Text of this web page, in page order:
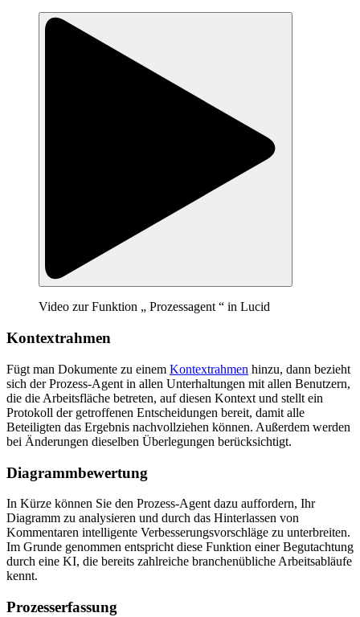
Video zur Funktion „ Prozessagent “ in Lucid
Kontextrahmen
Fügt man Dokumente zu einem Kontextrahmen hinzu, dann bezieht
sich der Prozess-Agent in allen Unterhaltungen mit allen Benutzern,
die die Arbeitsfläche betreten, auf diesen Kontext und stellt ein
Protokoll der getroffenen Entscheidungen bereit, damit alle
Beteiligten das Ergebnis nachvollziehen können. Außerdem werden
bei Änderungen dieselben Überlegungen berücksichtigt.
Diagrammbewertung
In Kürze können Sie den Prozess-Agent dazu auffordern, Ihr
Diagramm zu analysieren und durch das Hinterlassen von
Kommentaren intelligente Verbesserungsvorschläge zu unterbreiten.
Im Grunde genommen entspricht diese Funktion einer Begutachtung
durch eine KI, die bereits zahlreiche branchenübliche Arbeitsabläufe
kennt.
Prozesserfassung